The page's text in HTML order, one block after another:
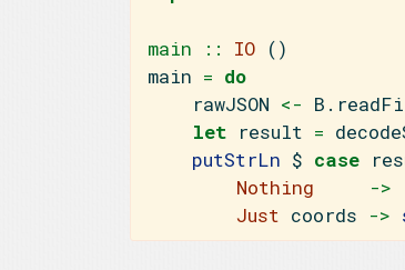
main :: IO ()
main = do
    rawJSON
<-
let result =
putStrLn $ case
Nothing
->
Just coords ->